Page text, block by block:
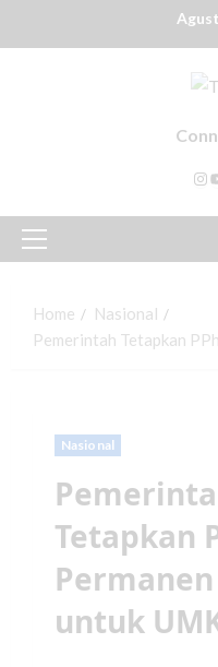
Home
Nasional
Pemerintah Tetapkan
Nasional
Tetapkan
Permanen
untuk